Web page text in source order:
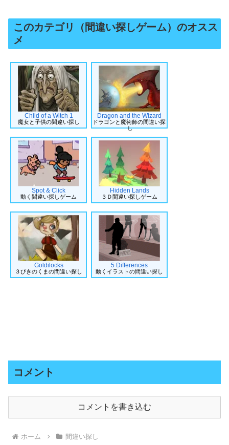
このカテゴリ（間違い探しゲーム）のオスス
メ
Child of a Witch 1
魔女と子供の間違い探し
Dragon and the Wizard
ドラゴンと魔術師の間違い探
し
Spot & Click
動く間違い探しゲーム
Hidden Lands
３Ｄ間違い探しゲーム
Goldilocks
３びきのくまの間違い探し
5 Differences
動くイラストの間違い探し
コメント
コメントを書き込む
ホーム 間違い探し